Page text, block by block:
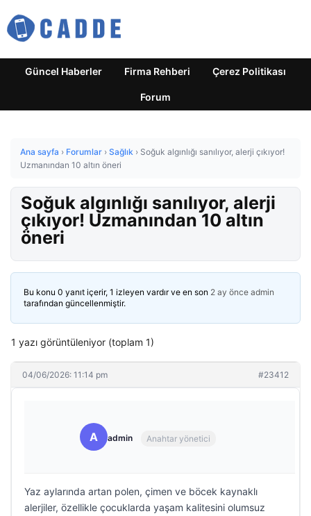
Güncel Haberler Firma Rehberi Çerez Politikası
Forum
Ana sayfa › Forumlar › Sağlık › Soğuk algınlığı sanılıyor, alerji çıkıyor!
Uzmanından 10 altın öneri
Soğuk algınlığı sanılıyor, alerji
çıkıyor! Uzmanından 10 altın
öneri
Bu konu 0 yanıt içerir, 1 izleyen vardır ve en son 2 ay önce admin
tarafından güncellenmiştir.
1 yazı görüntüleniyor (toplam 1)
04/06/2026: 11:14 pm #23412
A admin Anahtar yönetici
Yaz aylarında artan polen, çimen ve böcek kaynaklı
alerjiler, özellikle çocuklarda yaşam kalitesini olumsuz